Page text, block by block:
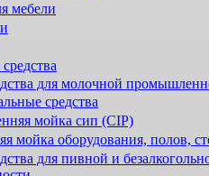
мебели
для молочной
средства
мойка сип (CIP)
мойка оборудования, полов,
для пивной и